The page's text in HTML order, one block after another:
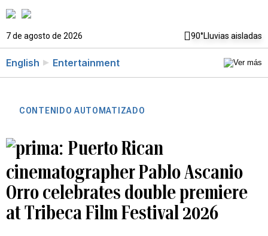
7 de agosto de 2026 90°Lluvias aisladas
English Entertainment
CONTENIDO AUTOMATIZADO
Puerto Rican
cinematographer Pablo Ascanio
Orro celebrates double premiere
at Tribeca Film Festival 2026